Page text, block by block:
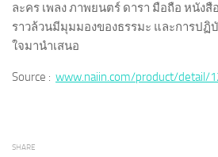
ละคร เพลง ภาพยนตร์ ดารา มือถือ หนังสื
ราวล้วนมีมุมมองของธรรมะ และการปฏิ
ใจมานำเสนอ
Source : www.naiin.com/product/detail/
SHARE